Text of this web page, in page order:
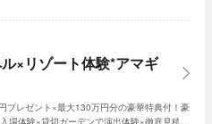
×リゾート体験*アマギ
プレゼント×最大130万円分の豪華特典付！豪
場体験×貸切ガーデンで演出体験×徹底見積り